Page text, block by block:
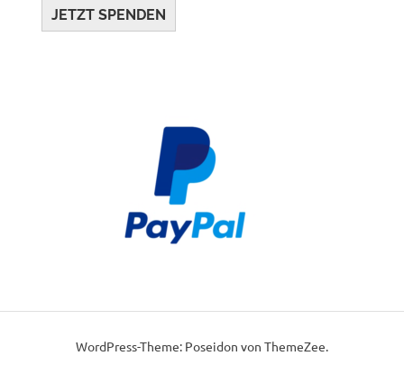
JETZT SPENDEN
WordPress-Theme: Poseidon von ThemeZee.